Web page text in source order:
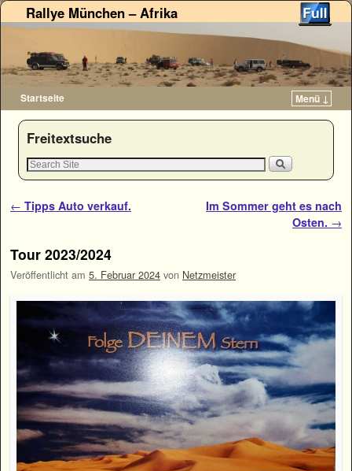
Rallye München – Afrika
Startseite Menü ↓
Zum Inhalt wechseln
Zum sekundären Inhalt wechseln
Freitextsuche
Artikelnavigation
← Tipps Auto verkauf.
Im Sommer geht es nach
Osten. →
Tour 2023/2024
Veröffentlicht am 5. Februar 2024 von Netzmeister